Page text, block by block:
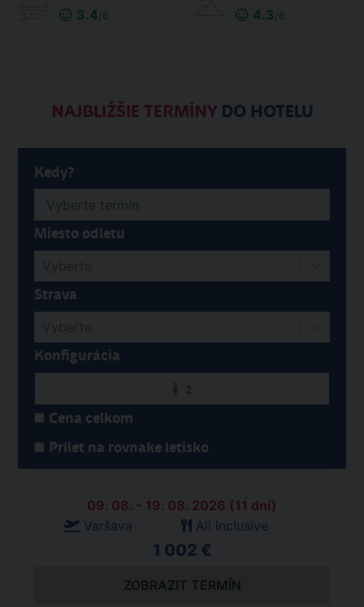
3.4/6 4.3/6
NAJBLIŽŠIE TERMÍNYDO HOTELU
Kedy?
Miesto odletu
Strava
Konfigurácia
Cena celkom
Prílet na rovnake letisko
09. 08. - 19. 08. 2026 (11 dní)
Varšava
All Inclusive
1 002 €
ZOBRAZIT TERMÍN